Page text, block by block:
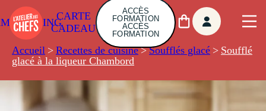
CARTE
CADEAU
ACCÈS
FORMATION
ACCÈS
FORMATION
Accueil > Recettes de cuisine > Soufflés glacé > Soufflé
glacé à la liqueur Chambord